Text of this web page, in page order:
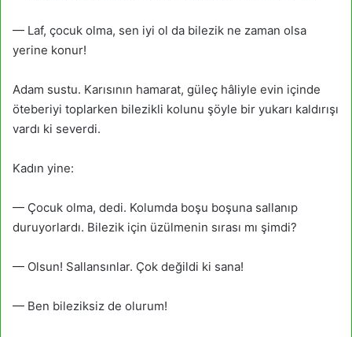
— Laf, çocuk olma, sen iyi ol da bilezik ne zaman olsa
yerine konur!
Adam sustu. Karısının hamarat, güleç hâliyle evin içinde
öteberiyi toplarken bilezikli kolunu şöyle bir yukarı kaldırışı
vardı ki severdi.
Kadın yine:
— Çocuk olma, dedi. Kolumda boşu boşuna sallanıp
duruyorlardı. Bilezik için üzülmenin sırası mı şimdi?
— Olsun! Sallansınlar. Çok değildi ki sana!
— Ben bileziksiz de olurum!